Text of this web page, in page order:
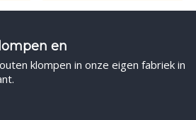
en
klompen in onze eigen fabriek in